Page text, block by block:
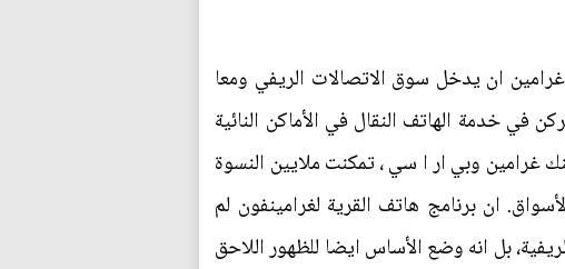
ان يدخل سوق الاتصالات الريفي ومعا
القرويات يشتركن في خدمة الهاتف النقال في الأماكن النائية
غرامين وبي ار ا سي ، تمكنت ملايين النسوة
ان برنامج هاتف القرية لغرامينفون لم
بل انه وضع الأساس ايضا للظهور اللاحق